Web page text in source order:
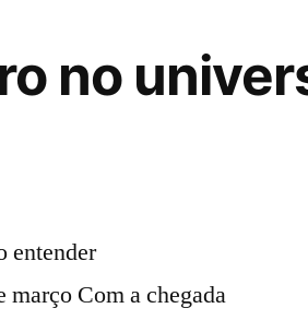
no
entender
março Com a chegada